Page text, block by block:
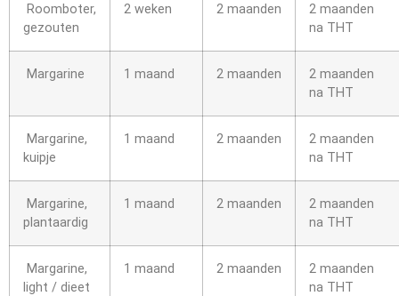
Roomboter,
gezouten
2 weken 2 maanden
2 maanden
na THT
Margarine 1 maand 2 maanden
2 maanden
na THT
Margarine,
kuipje
1 maand 2 maanden
2 maanden
na THT
Margarine,
plantaardig
1 maand 2 maanden
2 maanden
na THT
Margarine,
light / dieet
1 maand 2 maanden
2 maanden
na THT